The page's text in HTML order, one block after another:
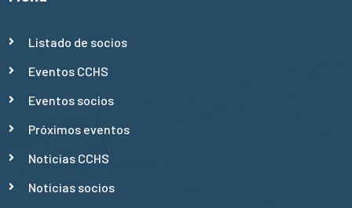
Listado de socios
Eventos CCHS
Eventos socios
Próximos eventos
Noticias CCHS
Noticias socios